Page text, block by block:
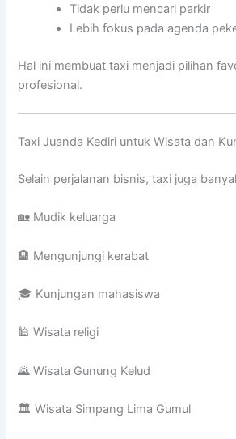
Tidak perlu mencari parkir
Lebih fokus pada agenda
Hal ini membuat taxi menjadi pilihan
profesional.
Taxi Juanda Kediri untuk Wisata dan
Selain perjalanan bisnis, taxi juga
🏡 Mudik keluarga
🏨 Mengunjungi kerabat
🎓 Kunjungan mahasiswa
🕌 Wisata religi
🌄 Wisata Gunung Kelud
🏛 Wisata Simpang Lima Gumul